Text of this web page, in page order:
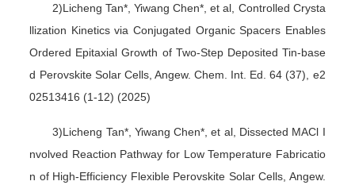
2)Licheng Tan*, Yiwang Chen*, et al, Controlled Crysta
llization Kinetics via Conjugated Organic Spacers Enables
Ordered Epitaxial Growth of Two-Step Deposited Tin-base
d Perovskite Solar Cells, Angew. Chem. Int. Ed. 64 (37), e2
02513416 (1-12) (2025)
3)Licheng Tan*, Yiwang Chen*, et al, Dissected MACl I
nvolved Reaction Pathway for Low Temperature Fabricatio
n of High-Efficiency Flexible Perovskite Solar Cells, Angew.